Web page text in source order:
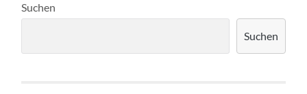
Suchen
Suchen